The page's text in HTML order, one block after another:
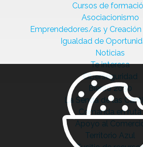
Cursos de
Asociacionismo
Emprendedores/as y
Igualdad de
Noticias
Te interesa
Ciberseguridad
Bierzo 2030
La Senda de las
Comanda en ruta
Apoyo al
Territorio Azul